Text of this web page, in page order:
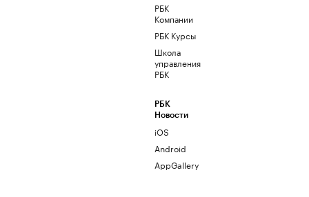
РБК
Компании
РБК Курсы
Школа
управления
РБК
РБК
Новости
iOS
Android
AppGallery